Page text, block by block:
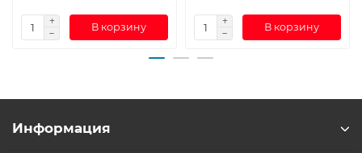
В корзину В корзину
Информация